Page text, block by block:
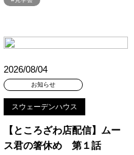
#ピクニック
#フェア開催
オン #プランニング
ント #プラン作成
アムナイトツアー #プロに相談
ス #ペアローン
#ペット #ペットとお出掛け
2026/08/04
お知らせ
スウェーデンハウス
【ところざわ店配信】ムー
ス君の箸休め 第１話